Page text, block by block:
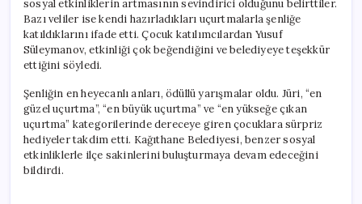
sosyal etkinliklerin artmasının sevindirici olduğunu belirttiler.
Bazı veliler ise kendi hazırladıkları uçurtmalarla şenliğe
katıldıklarını ifade etti. Çocuk katılımcılardan Yusuf
Süleymanov, etkinliği çok beğendiğini ve belediyeye teşekkür
ettiğini söyledi.
Şenliğin en heyecanlı anları, ödüllü yarışmalar oldu. Jüri, “en
güzel uçurtma”, “en büyük uçurtma” ve “en yükseğe çıkan
uçurtma” kategorilerinde dereceye giren çocuklara sürpriz
hediyeler takdim etti. Kağıthane Belediyesi, benzer sosyal
etkinliklerle ilçe sakinlerini buluşturmaya devam edeceğini
bildirdi.